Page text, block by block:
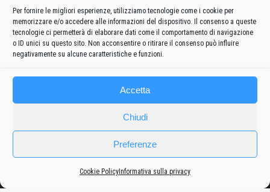
Per fornire le migliori esperienze, utilizziamo tecnologie come i cookie per
memorizzare e/o accedere alle informazioni del dispositivo. Il consenso a queste
tecnologie ci permetterà di elaborare dati come il comportamento di navigazione
o ID unici su questo sito. Non acconsentire o ritirare il consenso può influire
negativamente su alcune caratteristiche e funzioni.
Accetta
Chiudi
Preferenze
Cookie Policy Informativa sulla privacy
stormo Caccia Bombardieri per divenire in seguito
componente della mitica squadriglia acrobatica dei “Diavoli
Rossi”.
Frecce